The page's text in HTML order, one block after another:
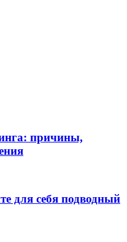
причины,
для себя подводный